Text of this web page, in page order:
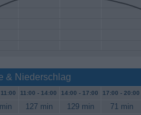
& Niederschlag
11:00 11:00 - 14:00 14:00 - 17:00 17:00 - 20:00
127 min 129 min 71 min